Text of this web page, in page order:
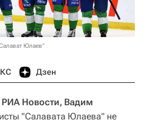
Юлаев"
Дзен
РИА Новости, Вадим
"Салавата Юлаева" не